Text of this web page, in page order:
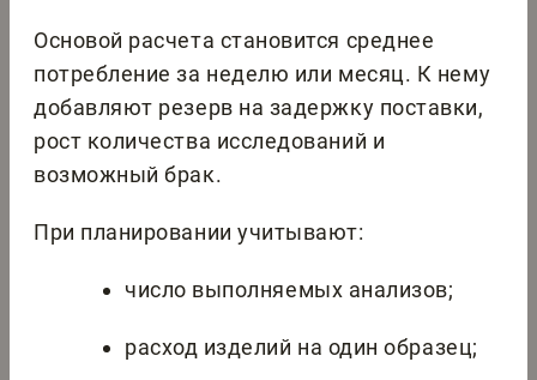
Основой расчета становится среднее
потребление за неделю или месяц. К нему
добавляют резерв на задержку поставки,
рост количества исследований и
возможный брак.
При планировании учитывают:
число выполняемых анализов;
расход изделий на один образец;